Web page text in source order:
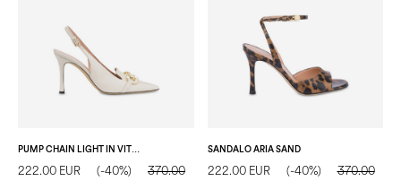
PUMP CHAIN LIGHT IN VITELLO CRISTALLO
222.00 EUR (-40%)
370.00
SANDALO ARIA SAND
222.00 EUR (-40%)
370.00